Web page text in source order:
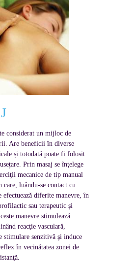
considerat un mijloc de
Are beneficii în diverse
și totodată poate fi folosit
Prin masaj se înţelege
mecanice de tip manual
care, luându-se contact cu
efectuează diferite manevre, în
sau terapeutic şi
manevre stimulează
reacţie vasculară,
stimulare senzitivă şi induce
în vecinătatea zonei de